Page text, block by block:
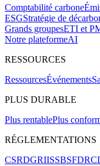
Comptabilité carbone
ESGStratégie de
Grands groupesETI et
Notre plateformeAI
RESSOURCES
RessourcesÉvénements
PLUS DURABLE
Plus rentablePlus
RÉGLEMENTATIONS
CSRDGRIISSBSFDR